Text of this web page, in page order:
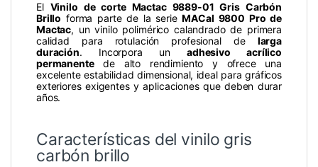
El Vinilo de corte Mactac 9889-01 Gris Carbón
Brillo forma parte de la serieMACal 9800 Pro de
Mactac, un vinilo polimérico calandrado de primera
calidad para rotulación profesional de larga
duración. Incorpora un adhesivo acrílico
permanentede alto rendimiento y ofrece una
excelente estabilidad dimensional, ideal para gráficos
exteriores exigentes y aplicaciones que deben durar
años.
Características del vinilo gris
carbón brillo